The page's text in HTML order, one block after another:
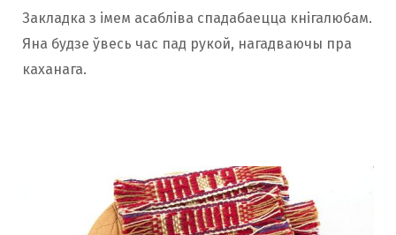
Закладка з імем асабліва спадабаецца кнігалюбам.
Яна будзе ўвесь час пад рукой, нагадваючы пра
каханага.